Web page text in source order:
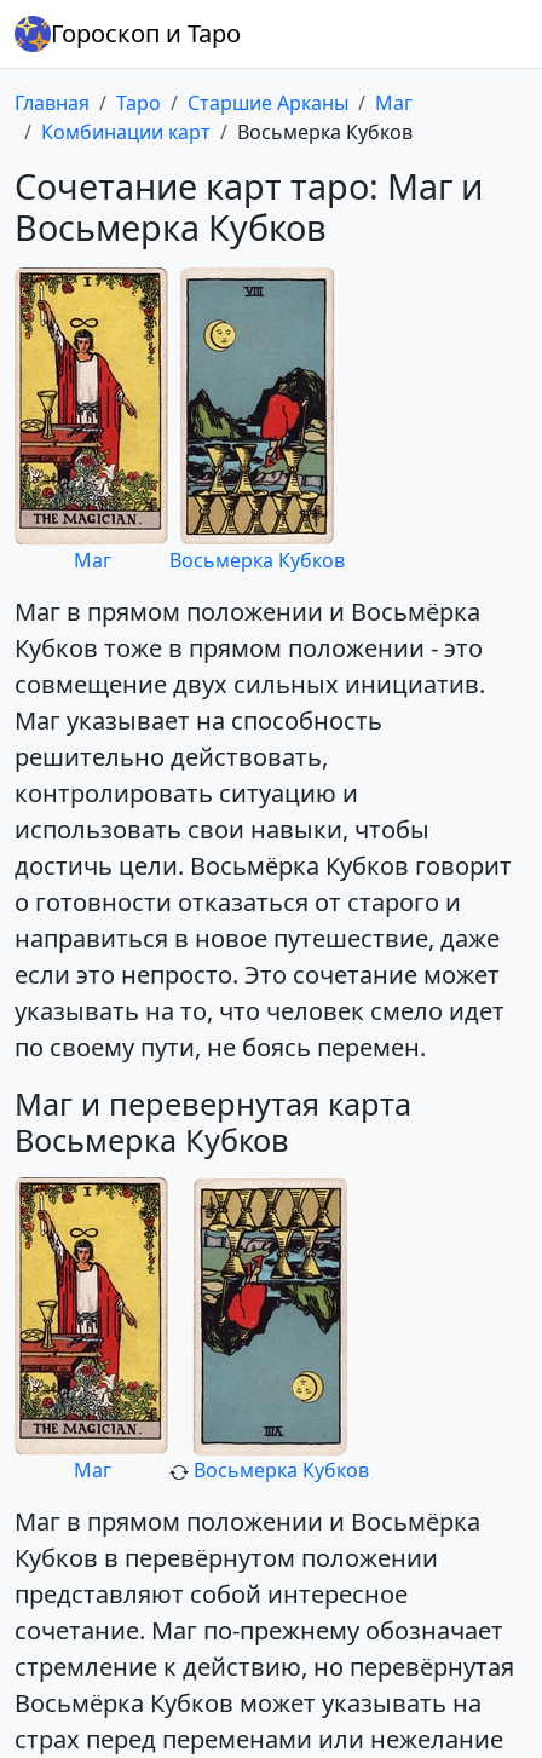
Гороскоп и Таро
Главная Таро Старшие Арканы
Маг
Комбинации карт
Восьмерка Кубков
Сочетание карт таро: Маг и
Восьмерка Кубков
Маг Восьмерка Кубков
Маг в прямом положении и Восьмёрка
Кубков тоже в прямом положении - это
совмещение двух сильных инициатив.
Маг указывает на способность
решительно действовать,
контролировать ситуацию и
использовать свои навыки, чтобы
достичь цели. Восьмёрка Кубков говорит
о готовности отказаться от старого и
направиться в новое путешествие, даже
если это непросто. Это сочетание может
указывать на то, что человек смело идет
по своему пути, не боясь перемен.
Маг и перевернутая карта
Восьмерка Кубков
Маг Восьмерка Кубков
Маг в прямом положении и Восьмёрка
Кубков в перевёрнутом положении
представляют собой интересное
сочетание. Маг по-прежнему обозначает
стремление к действию, но перевёрнутая
Восьмёрка Кубков может указывать на
страх перед переменами или нежелание